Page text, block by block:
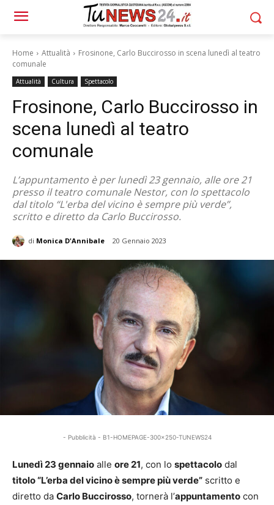
Home Attualità
Frosinone, Carlo Buccirosso in scena lunedì al teatro
comunale
Attualità Cultura Spettacolo
Frosinone, Carlo Buccirosso in
scena lunedì al teatro
comunale
L’appuntamento è per lunedì 23 gennaio, alle ore 21
presso il teatro comunale Nestor, con lo spettacolo
dal titolo “L'erba del vicino è sempre più verde”,
scritto e diretto da Carlo Buccirosso.
di Monica D'Annibale 20 Gennaio 2023
- Pubblicità - B1-HOMEPAGE-300x250-TUNEWS24
Lunedì 23 gennaio alle ore 21, con lo spettacolo dal
titolo “L’erba del vicino è sempre più verde” scritto e
diretto da Carlo Buccirosso, tornerà l’appuntamento con